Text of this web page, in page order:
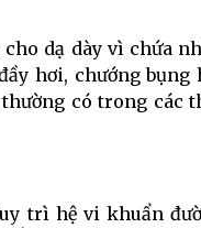
dạ dày vì chứa
hơi, chướng bụng
có trong các
trì hệ vi khuẩn